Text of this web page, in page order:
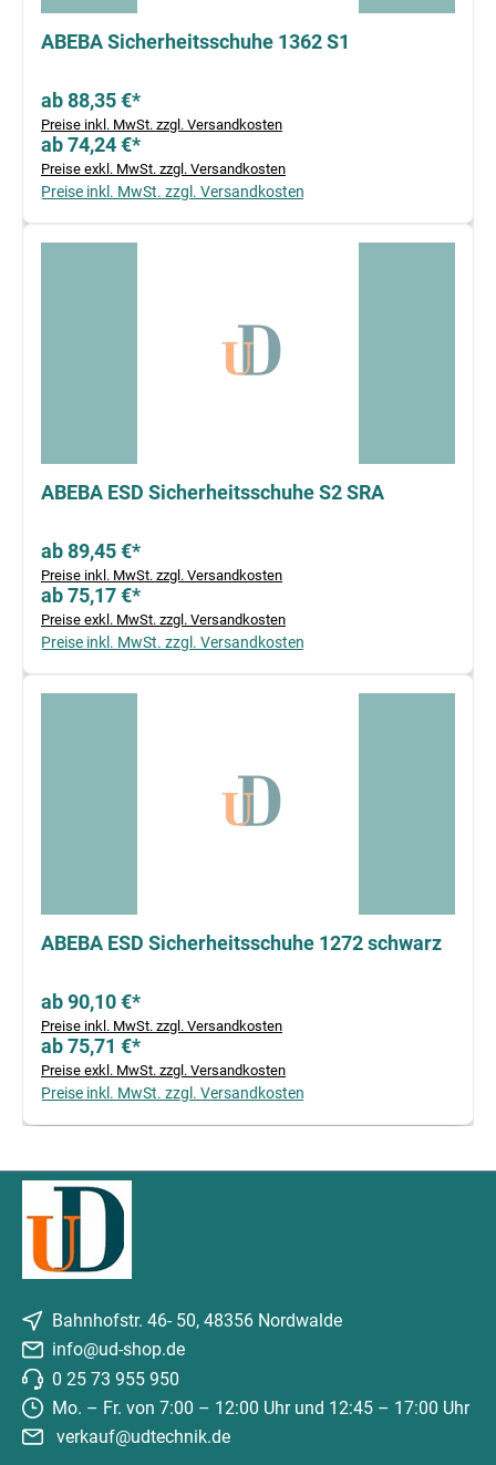
ABEBA Sicherheitsschuhe 1362 S1
ab 88,35 €*
Preise inkl. MwSt. zzgl. Versandkosten
ab 74,24 €*
Preise exkl. MwSt. zzgl. Versandkosten
Preise inkl. MwSt. zzgl. Versandkosten
ABEBA ESD Sicherheitsschuhe S2 SRA
ab 89,45 €*
Preise inkl. MwSt. zzgl. Versandkosten
ab 75,17 €*
Preise exkl. MwSt. zzgl. Versandkosten
Preise inkl. MwSt. zzgl. Versandkosten
ABEBA ESD Sicherheitsschuhe 1272 schwarz
ab 90,10 €*
Preise inkl. MwSt. zzgl. Versandkosten
ab 75,71 €*
Preise exkl. MwSt. zzgl. Versandkosten
Preise inkl. MwSt. zzgl. Versandkosten
Bahnhofstr. 46- 50, 48356 Nordwalde
info@ud-shop.de
0 25 73 955 950
Mo. – Fr. von 7:00 – 12:00 Uhr und 12:45 – 17:00 Uhr
verkauf@udtechnik.de